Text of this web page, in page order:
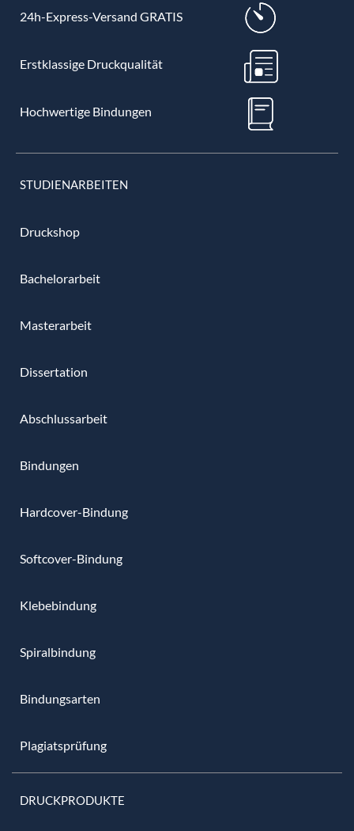
24h-Express-Versand GRATIS
Erstklassige Druckqualität
Hochwertige Bindungen
STUDIENARBEITEN
Druckshop
Bachelorarbeit
Masterarbeit
Dissertation
Abschlussarbeit
Bindungen
Hardcover-Bindung
Softcover-Bindung
Klebebindung
Spiralbindung
Bindungsarten
Plagiatsprüfung
DRUCKPRODUKTE